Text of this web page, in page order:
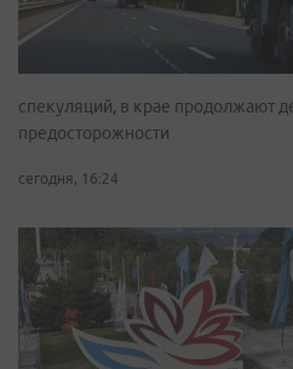
спекуляций, в крае продолжают
предосторожности
сегодня, 16:24